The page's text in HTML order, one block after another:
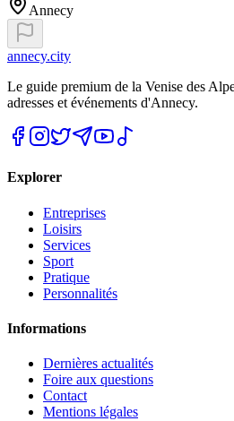
Annecy
annecy.city
Le guide premium de la Venise des
adresses et événements d'Annecy.
Explorer
Entreprises
Loisirs
Services
Sport
Pratique
Personnalités
Informations
Dernières actualités
Foire aux questions
Contact
Mentions légales